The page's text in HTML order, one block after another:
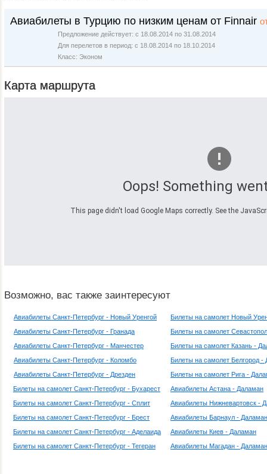
Авиабилеты в Турцию по низким ценам от Finnair
Предложение действует: с 18.08.2014 по 31.08.2014
Для перелетов в период: с 18.08.2014 по 18.10.2014
Класс: Эконом
Карта маршрута
Oops! Something
This page didn't load Google Maps correctly. See the
Возможно, вас также заинтересуют
Авиабилеты Санкт-Петербург - Новый Уренгой
Авиабилеты Санкт-Петербург - Гранада
Авиабилеты Санкт-Петербург - Манчестер
Авиабилеты Санкт-Петербург - Коломбо
Авиабилеты Санкт-Петербург - Дрезден
Билеты на самолет Санкт-Петербург - Бухарест
Билеты на самолет Санкт-Петербург - Сплит
Билеты на самолет Санкт-Петербург - Брест
Билеты на самолет Санкт-Петербург - Аделаида
Билеты на самолет Санкт-Петербург - Тегеран
Билеты на самолет Новый
Билеты на самолет
Билеты на самолет Казань -
Билеты на самолет Белгород -
Билеты на самолет Рига -
Авиабилеты Астана - Даламан
Авиабилеты Нижневартовск -
Авиабилеты Барнаул - Даламан
Авиабилеты Киев - Даламан
Авиабилеты Магадан - Даламан